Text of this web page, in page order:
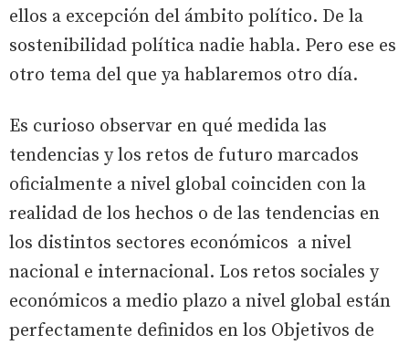
ellos a excepción del ámbito político. De la
sostenibilidad política nadie habla. Pero ese es
otro tema del que ya hablaremos otro día.
Es curioso observar en qué medida las
tendencias y los retos de futuro marcados
oficialmente a nivel global coinciden con la
realidad de los hechos o de las tendencias en
los distintos sectores económicos a nivel
nacional e internacional. Los retos sociales y
económicos a medio plazo a nivel global están
perfectamente definidos en los Objetivos de